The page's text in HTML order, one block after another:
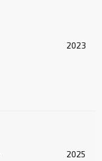
2023
2025